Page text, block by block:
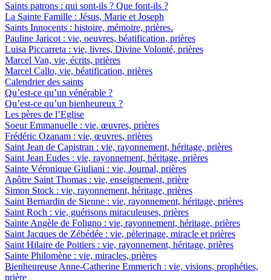
Saints patrons : qui sont-ils ? Que font-ils ?
La Sainte Famille : Jésus, Marie et Joseph
Saints Innocents : histoire, mémoire, prières.
Pauline Jaricot : vie, oeuvres, béatification, prières
Luisa Piccarreta : vie, livres, Divine Volonté, prières
Marcel Van, vie, écrits, prières
Marcel Callo, vie, béatification, prières
Calendrier des saints
Qu’est-ce qu’un vénérable ?
Qu’est-ce qu’un bienheureux ?
Les pères de l’Eglise
Soeur Emmanuelle : vie, œuvres, prières
Frédéric Ozanam : vie, œuvres, prières
Saint Jean de Capistran : vie, rayonnement, héritage, prières
Saint Jean Eudes : vie, rayonnement, héritage, prières
Sainte Véronique Giuliani : vie, Journal, prières
Apôtre Saint Thomas : vie, enseignement, prière
Simon Stock : vie, rayonnement, héritage, prières
Saint Bernardin de Sienne : vie, rayonnement, héritage, prières
Saint Roch : vie, guérisons miraculeuses, prières
Sainte Angèle de Foligno : vie, rayonnement, héritage, prières
Saint Jacques de Zébédée : vie, pèlerinage, miracle et prières
Saint Hilaire de Poitiers : vie, rayonnement, héritage, prières
Sainte Philomène : vie, miracles, prières
Bienheureuse Anne-Catherine Emmerich : vie, visions, prophéties,
prière